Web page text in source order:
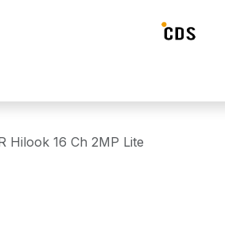
Hilook 16 Ch 2MP Lite